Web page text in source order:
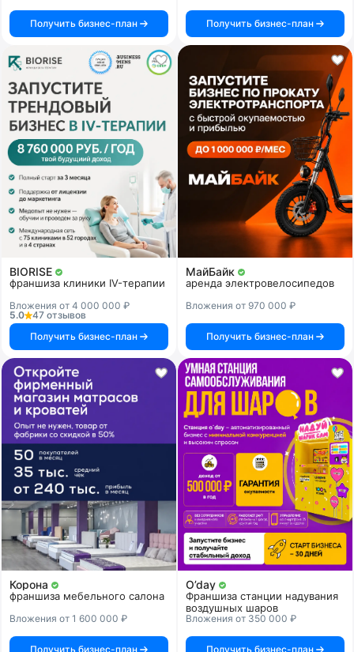
Получить бизнес-план Получить бизнес-план
BIORISE
франшиза клиники IV-терапии
Вложения от 4 000 000 ₽
5.0
47 отзывов
Получить бизнес-план
МайБайк
аренда электровелосипедов
Вложения от 970 000 ₽
Получить бизнес-план
Корона
франшиза мебельного салона
Вложения от 1 600 000 ₽
Получить бизнес-план
O’day
Франшиза станции надувания
воздушных шаров
Вложения от 350 000 ₽
Получить бизнес-план